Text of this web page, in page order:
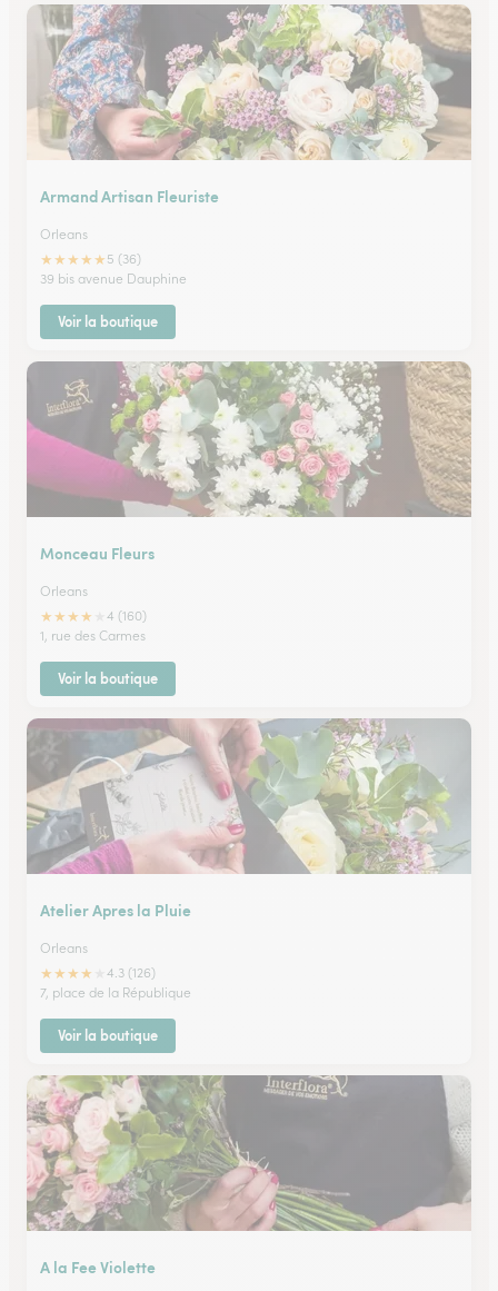
Armand Artisan Fleuriste
Orleans
★★★★★ 5 (36)
39 bis avenue Dauphine
Voir la boutique
Monceau Fleurs
Orleans
★★★★
4 (160)
1, rue des Carmes
Voir la boutique
Atelier Apres la Pluie
Orleans
★★★★
4.3 (126)
7, place de la République
Voir la boutique
A la Fee Violette